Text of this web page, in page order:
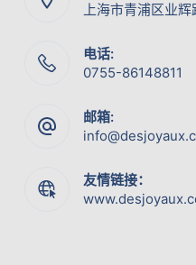
上海市青浦区业
电话:
0755-86148811
邮箱:
友情链接：